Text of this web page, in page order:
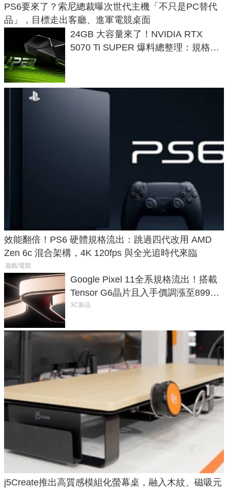
PS6要來了？索尼總裁曝次世代主機「不只是PC替代
品」，目標走出客廳、進軍電競桌面
24GB 大容量來了！NVIDIA RTX
5070 Ti SUPER 爆料總整理：規格、
效能翻倍！PS6 硬體規格流出：跳過四代改用 AMD
Zen 6c 混合架構，4K 120fps 與全光追時代來臨
遊戲/電競
Google Pixel 11全系規格流出！搭載
Tensor G6晶片且入手價調漲至899美
元
3C新品
j5Create推出高質感模組化螢幕桌，融入木紋、磁吸元